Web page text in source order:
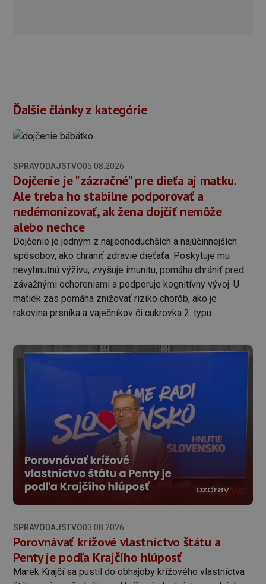
Ďalšie články z kategórie
SPRAVODAJSTVO05.08.2026
Dojčenie je "zázračné" pre dieťa aj matku.
Ale treba ho stabilne podporovať a
nedémonizovať, ak žena dojčiť nemôže
alebo nechce
Dojčenie je jedným z najjednoduchších a najúčinnejších
spôsobov, ako chrániť zdravie dieťaťa. Poskytuje mu
nevyhnutnú výživu, zvyšuje imunitu, pomáha chrániť pred
závažnými ochoreniami a podporuje kognitívny vývoj. U
matiek zas pomáha znižovať riziko chorôb, ako je
rakovina prsníka a vaječníkov či cukrovka 2. typu.
SPRAVODAJSTVO03.08.2026
Porovnávať krížové vlastníctvo štátu a
Penty je podľa Krajčího hlúposť
Marek Krajčí sa pustil do obhajoby krížového vlastníctva